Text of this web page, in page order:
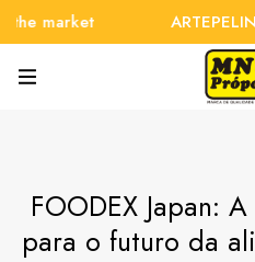
market ARTEPELIN
FOODEX Japan:
para o futuro da